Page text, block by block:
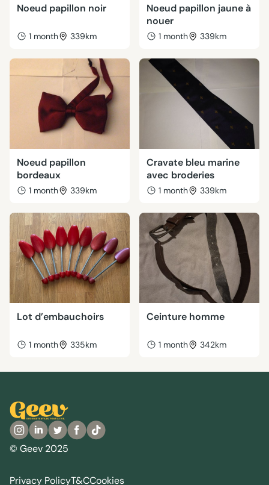
Noeud papillon noir
1 month 339km
Noeud papillon jaune à
nouer
1 month 339km
Noeud papillon
bordeaux
1 month 339km
Cravate bleu marine
avec broderies
1 month 339km
Lot d’embauchoirs
1 month 335km
Ceinture homme
1 month 342km
© Geev 2025
Privacy PolicyT&CCookies